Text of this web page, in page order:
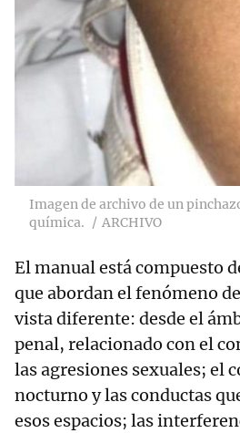
Imagen de archivo de un
química.
ARCHIVO
El manual está compuesto
que abordan el fenómeno
vista diferente: desde el
penal, relacionado con el
las agresiones sexuales; el
nocturno y las conductas
esos espacios; las